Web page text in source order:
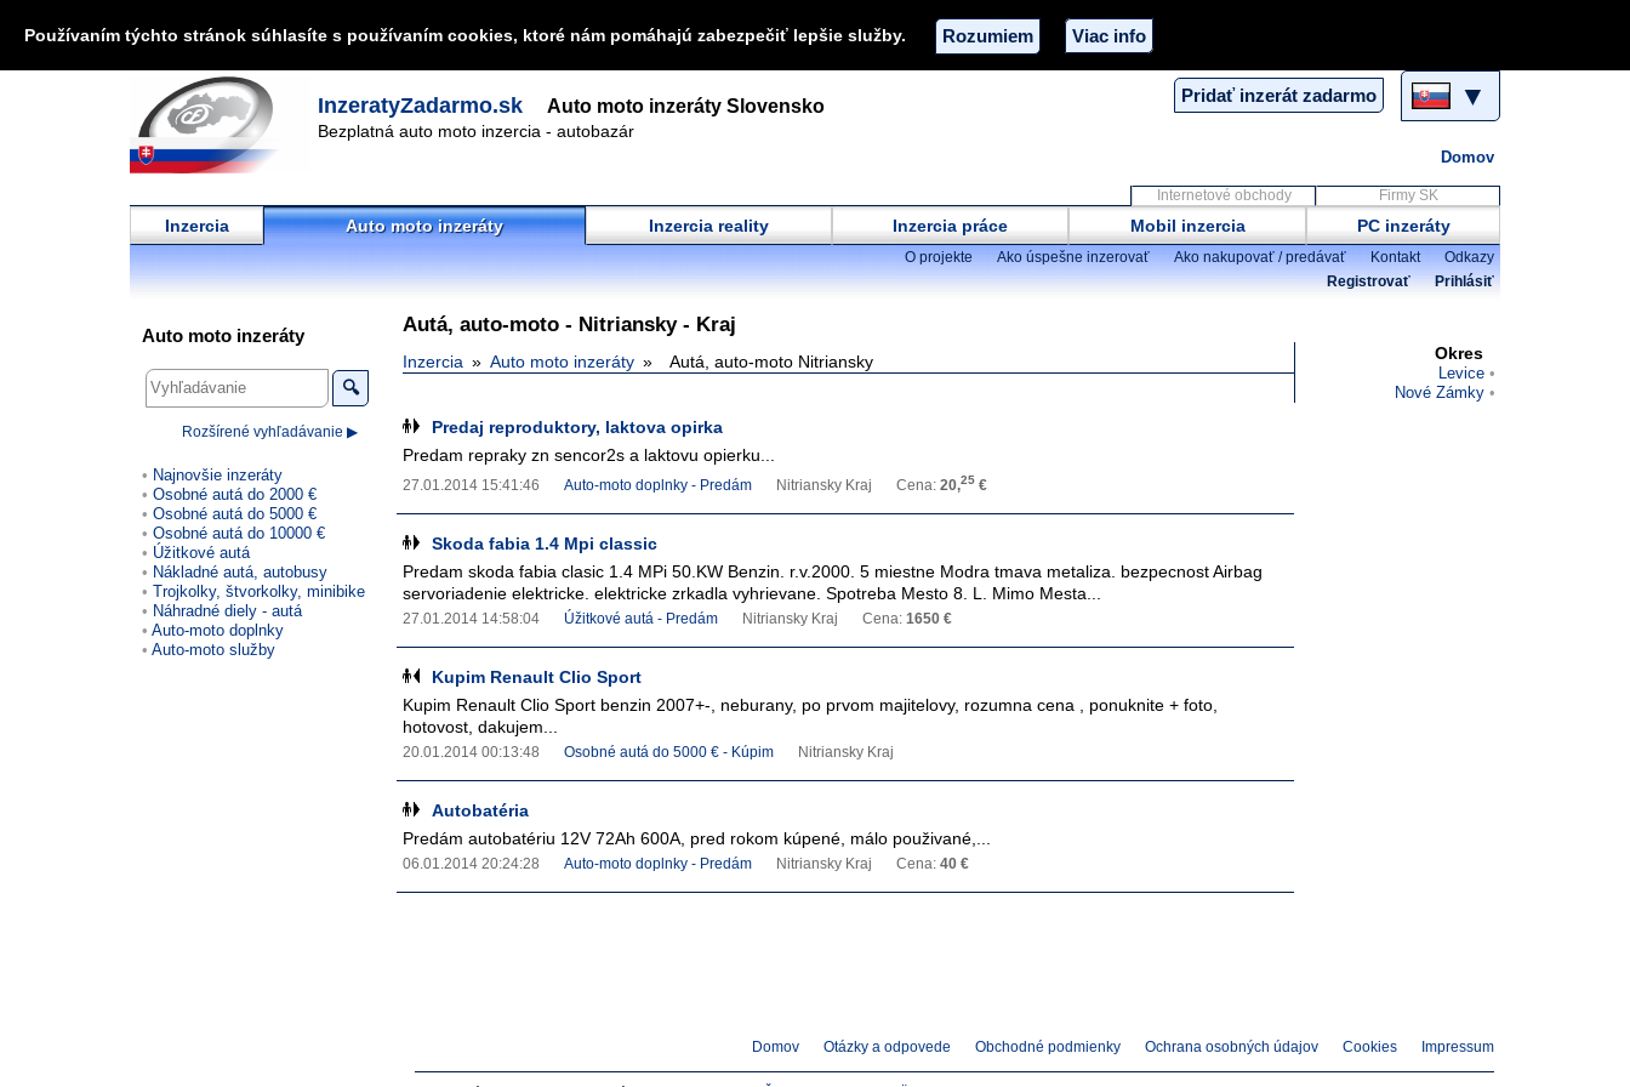
Používaním týchto stránok súhlasíte s používaním cookies, ktoré nám pomáhajú zabezpečiť lepšie služby. Rozumiem Viac info
Pridať inzerát zadarmo ▼
InzeratyZadarmo.sk Auto moto inzeráty Slovensko
Bezplatná auto moto inzercia - autobazár
Domov
Internetové obchody Firmy SK
Inzercia Auto moto inzeráty Inzercia reality Inzercia práce Mobil inzercia PC inzeráty
O projekte Ako úspešne inzerovať Ako nakupovať / predávať Kontakt
Odkazy
Registrovať
Prihlásiť
Autá, auto-moto - Nitriansky - Kraj
Inzercia Auto moto inzeráty Autá, auto-moto Nitriansky
Predaj reproduktory, laktova opirka
Predam repraky zn sencor2s a laktovu opierku...
27.01.2014 15:41:46 Auto-moto doplnky - Predám Nitriansky Kraj Cena: 20,25 €
Skoda fabia 1.4 Mpi classic
Predam skoda fabia clasic 1.4 MPi 50.KW Benzin. r.v.2000. 5 miestne Modra tmava metaliza. bezpecnost Airbag
servoriadenie elektricke. elektricke zrkadla vyhrievane. Spotreba Mesto 8. L. Mimo Mesta...
27.01.2014 14:58:04 Úžitkové autá - Predám Nitriansky Kraj Cena: 1650 €
Kupim Renault Clio Sport
Kupim Renault Clio Sport benzin 2007+-, neburany, po prvom majitelovy, rozumna cena , ponuknite + foto,
hotovost, dakujem...
20.01.2014 00:13:48 Osobné autá do 5000 € - Kúpim Nitriansky Kraj
Autobatéria
Predám autobatériu 12V 72Ah 600A, pred rokom kúpené, málo použivané,...
06.01.2014 20:24:28 Auto-moto doplnky - Predám Nitriansky Kraj Cena: 40 €
Okres
Levice
Nové Zámky
Auto moto inzeráty
🔍
Rozšírené vyhľadávanie ▶
Najnovšie inzeráty
Osobné autá do 2000 €
Osobné autá do 5000 €
Osobné autá do 10000 €
Úžitkové autá
Nákladné autá, autobusy
Trojkolky, štvorkolky, minibike
Náhradné diely - autá
Auto-moto doplnky
Auto-moto služby
Domov Otázky a odpovede Obchodné podmienky Ochrana osobných údajov Cookies Impressum